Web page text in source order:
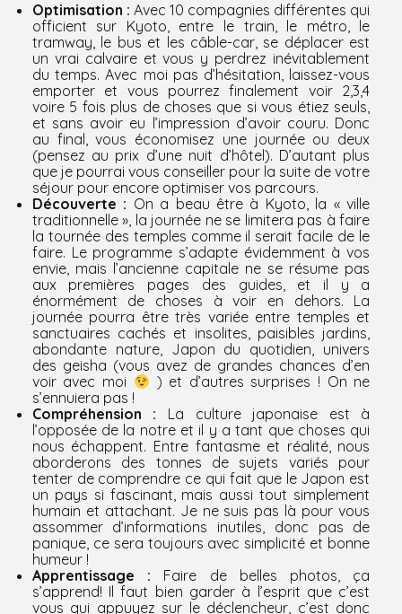
Optimisation : Avec 10 compagnies différentes qui
officient sur Kyoto, entre le train, le métro, le
tramway, le bus et les câble-car, se déplacer est
un vrai calvaire et vous y perdrez inévitablement
du temps. Avec moi pas d’hésitation, laissez-vous
emporter et vous pourrez finalement voir 2,3,4
voire 5 fois plus de choses que si vous étiez seuls,
et sans avoir eu l’impression d’avoir couru. Donc
au final, vous économisez une journée ou deux
(pensez au prix d’une nuit d’hôtel). D’autant plus
que je pourrai vous conseiller pour la suite de votre
séjour pour encore optimiser vos parcours.
Découverte : On a beau être à Kyoto, la « ville
traditionnelle », la journée ne se limitera pas à faire
la tournée des temples comme il serait facile de le
faire. Le programme s’adapte évidemment à vos
envie, mais l’ancienne capitale ne se résume pas
aux premières pages des guides, et il y a
énormément de choses à voir en dehors. La
journée pourra être très variée entre temples et
sanctuaires cachés et insolites, paisibles jardins,
abondante nature, Japon du quotidien, univers
des geisha (vous avez de grandes chances d’en
voir avec moi
) et d’autres surprises ! On ne
s’ennuiera pas !
Compréhension : La culture japonaise est à
l’opposée de la notre et il y a tant que choses qui
nous échappent. Entre fantasme et réalité, nous
aborderons des tonnes de sujets variés pour
tenter de comprendre ce qui fait que le Japon est
un pays si fascinant, mais aussi tout simplement
humain et attachant. Je ne suis pas là pour vous
assommer d’informations inutiles, donc pas de
panique, ce sera toujours avec simplicité et bonne
humeur !
Apprentissage : Faire de belles photos, ça
s’apprend! Il faut bien garder à l’esprit que c’est
vous qui appuyez sur le déclencheur, c’est donc